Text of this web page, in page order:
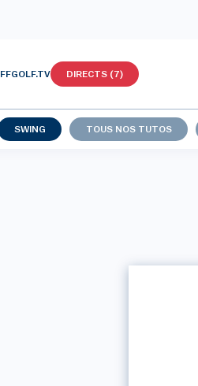
FFGOLF.TV DIRECTS (7)
SWING TOUS NOS TUTOS